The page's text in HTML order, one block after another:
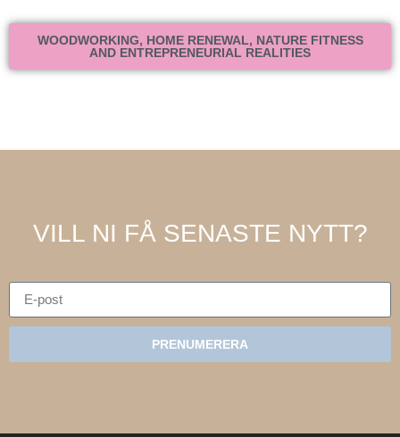
WOODWORKING, HOME RENEWAL, NATURE FITNESS
AND ENTREPRENEURIAL REALITIES
VILL NI FÅ SENASTE NYTT?
PRENUMERERA